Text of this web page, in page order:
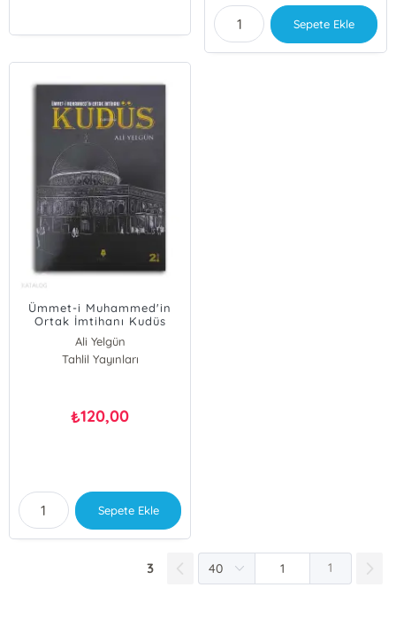
Sepete Ekle
Ümmet-i Muhammed'in
Ortak İmtihanı Kudüs
Ali Yelgün
Tahlil Yayınları
₺120,00
Sepete Ekle
3 1